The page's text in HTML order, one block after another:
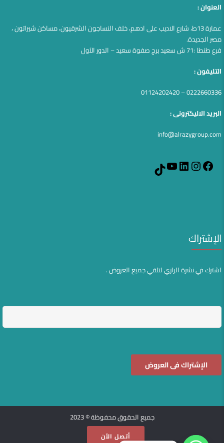
العنوان :
عمارة 13ط، شارع الاديب على ادهم، خلف النساجون الشرقيون، مساكن شيراتون ،
مصر الجديدة.
فرع طنطا :71 ش سعيد برج صفوة سعيد – الدور الآول
التليفون :
0222660336 – 01124202420
البريد الاليكترونى :
info@alrazygroup.com
Facebook
Instagram
LinkedIn
YouTube
الإشتراك
اشترك في نشرة الرازي لتلقي جميع العروض .
جميع الحقوق محفوظة © 2023
أتصل الأن